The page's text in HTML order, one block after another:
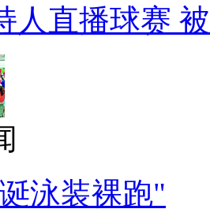
人直播球赛
泳装裸跑"